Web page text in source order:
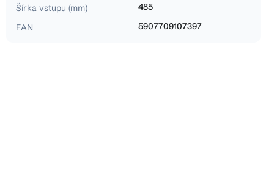
Šírka vstupu (mm)
485
EAN
5907709107397